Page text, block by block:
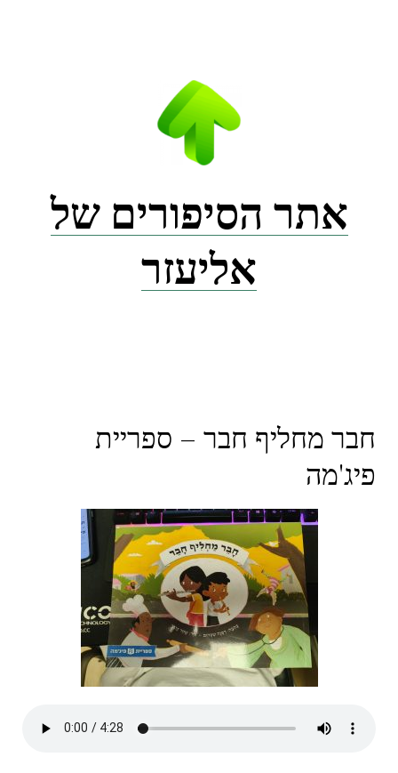
אתר הסיפורים של
אליעזר
חבר מחליף חבר – ספריית
פיג'מה